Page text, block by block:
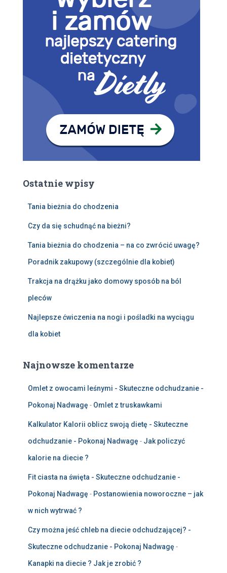
Ostatnie wpisy
Tania bieżnia do chodzenia
Czy da się schudnąć na bieżni?
Tania bieżnia do chodzenia – na co zwrócić uwagę?
Poradnik zakupowy (szczególnie dla kobiet)
Trakcja na drążku jako domowy sposób na ból
pleców
Najlepsze ćwiczenia na nogi i pośladki na wyciągu
dla kobiet
Najnowsze komentarze
Omlet z owocami leśnymi - Skuteczne odchudzanie -
Pokonaj Nadwagę - Omlet z truskawkami
Kalkulator Kalorii oblicz swoją dietę - Skuteczne
odchudzanie - Pokonaj Nadwagę - Jak policzyć
kalorie na diecie ?
Fit ciasta na święta - Skuteczne odchudzanie -
Pokonaj Nadwagę - Postanowienia noworoczne – jak
w nich wytrwać ?
Czy można jeść chleb na diecie odchudzającej? -
Skuteczne odchudzanie - Pokonaj Nadwagę -
Kanapki na diecie ? Jak je zrobić ?